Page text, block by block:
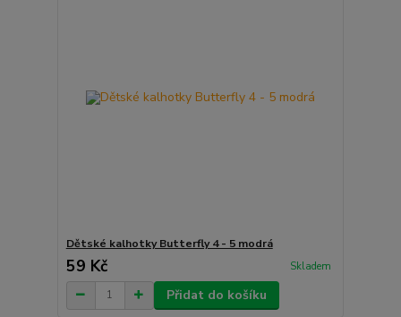
Dětské kalhotky Butterfly 4 - 5 modrá
59 Kč Skladem
Přidat do košíku